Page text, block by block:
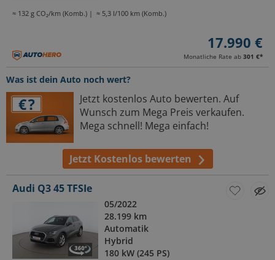
≈ 132 g CO₂/km (Komb.) ≈ 5,3 l/100 km (Komb.)
17.990 €
Monatliche Rate ab 301 €*
Was ist dein Auto noch wert?
Jetzt kostenlos Auto bewerten. Auf
Wunsch zum Mega Preis verkaufen.
Mega schnell! Mega einfach!
Jetzt Kostenlos bewerten
Audi Q3 45 TFSIe
05/2022
28.199 km
Automatik
Hybrid
180 kW (245 PS)